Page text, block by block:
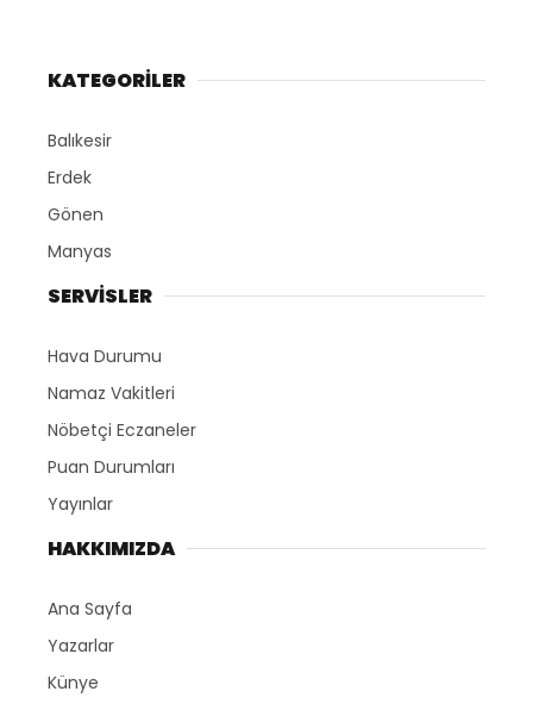
KATEGORİLER
Balıkesir
Erdek
Gönen
Manyas
SERVİSLER
Hava Durumu
Namaz Vakitleri
Nöbetçi Eczaneler
Puan Durumları
Yayınlar
HAKKIMIZDA
Ana Sayfa
Yazarlar
Künye